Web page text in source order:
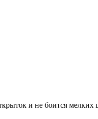
и не боится мелких